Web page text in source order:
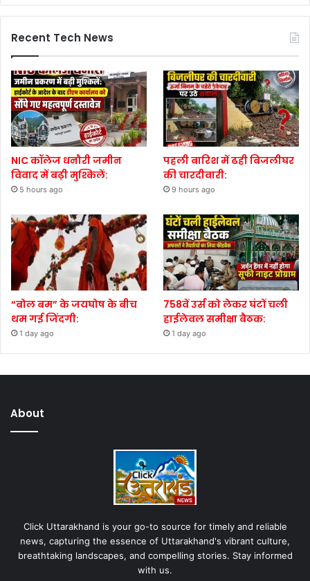
Recent Tech News
NIC कॉलेज धनौरी जमीन
विवाद में बढ़ी मुश्किलें:
5 hours ago
पहली बारिश में ढही बिजलीघर
की चारदीवारी:
9 hours ago
“बोल बम” के जयघोष के बीच
थम गई जिंदगी:
1 day ago
758वें उर्स को लेकर घंटों चली
हाईलेवल समीक्षा बैठक:
1 day ago
About
Click Uttarakhand is your go-to source for timely and reliable
news, capturing the essence of Uttarakhand's vibrant culture,
breathtaking landscapes, and compelling stories. Stay informed
with us.